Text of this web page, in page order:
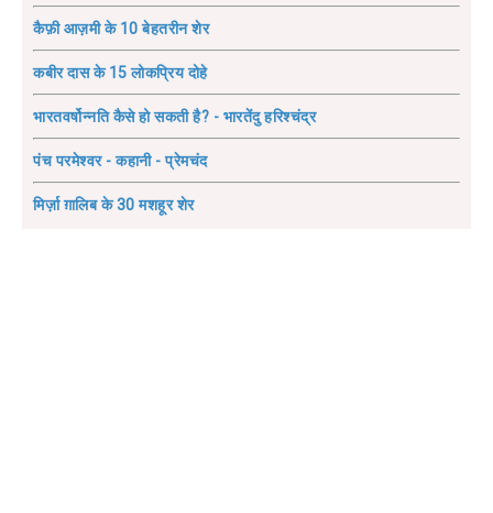
कैफ़ी आज़मी के 10 बेहतरीन शेर
कबीर दास के 15 लोकप्रिय दोहे
भारतवर्षोन्नति कैसे हो सकती है? - भारतेंदु हरिश्चंद्र
पंच परमेश्वर - कहानी - प्रेमचंद
मिर्ज़ा ग़ालिब के 30 मशहूर शेर